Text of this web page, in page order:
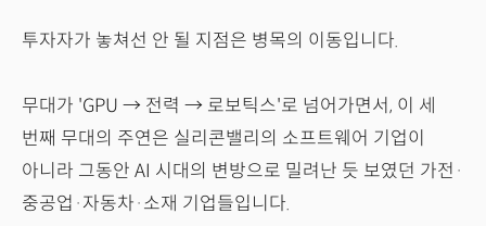
투자자가 놓쳐선 안 될 지점은 병목의 이동입니다.
무대가 'GPU → 전력 → 로보틱스'로 넘어가면서, 이 세
번째 무대의 주연은 실리콘밸리의 소프트웨어 기업이
아니라 그동안 AI 시대의 변방으로 밀려난 듯 보였던 가전·
중공업·자동차·소재 기업들입니다.